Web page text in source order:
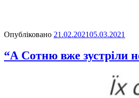
Опубліковано 21.02.202105.03.2021
“А Сотню вже зустріли